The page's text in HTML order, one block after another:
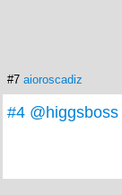
#7 aioroscadiz
#4 @higgsboss